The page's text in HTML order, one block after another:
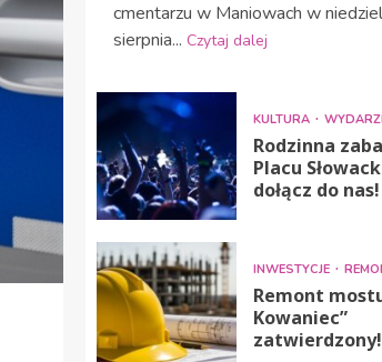
cmentarzu w Maniowach w
sierpnia... Czytaj dalej
KULTURA
Rodzinna
Placu
dołącz do nas!
INWESTYCJE
Remont
Kowaniec”
zatwierdzony!